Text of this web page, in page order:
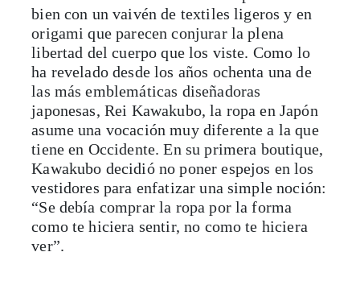
bien con un vaivén de textiles ligeros y en
origami que parecen conjurar la plena
libertad del cuerpo que los viste. Como lo
ha revelado desde los años ochenta una de
las más emblemáticas diseñadoras
japonesas, Rei Kawakubo, la ropa en Japón
asume una vocación muy diferente a la que
tiene en Occidente. En su primera boutique,
Kawakubo decidió no poner espejos en los
vestidores para enfatizar una simple noción:
“Se debía comprar la ropa por la forma
como te hiciera sentir, no como te hiciera
ver”.